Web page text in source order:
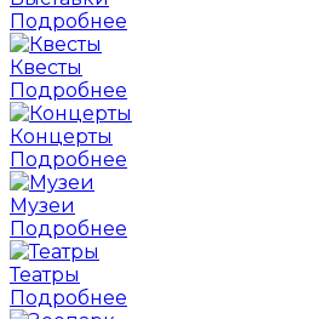
Подробнее
Квесты
Подробнее
Концерты
Подробнее
Музеи
Подробнее
Театры
Подробнее